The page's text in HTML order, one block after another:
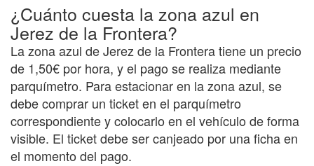
¿Cuánto cuesta la zona azul en
Jerez de la Frontera?
La zona azul de Jerez de la Frontera tiene un precio
de 1,50€ por hora, y el pago se realiza mediante
parquímetro. Para estacionar en la zona azul, se
debe comprar un ticket en el parquímetro
correspondiente y colocarlo en el vehículo de forma
visible. El ticket debe ser canjeado por una ficha en
el momento del pago.